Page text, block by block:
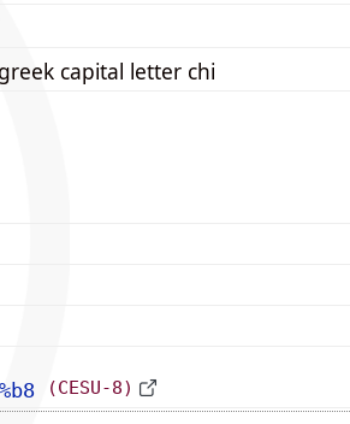
greek capital letter chi
(CESU-8)